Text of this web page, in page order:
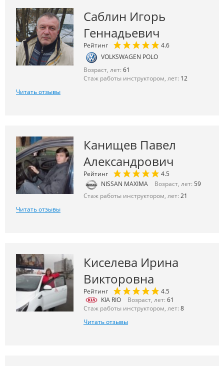
Саблин Игорь
Геннадьевич
Рейтинг
4.6
VOLKSWAGEN POLO
Возраст, лет: 61
Стаж работы инструктором, лет: 12
Читать отзывы
Канищев Павел
Александрович
Рейтинг
4.5
NISSAN MAXIMA
Возраст, лет: 59
Стаж работы инструктором, лет: 21
Читать отзывы
Киселева Ирина
Викторовна
Рейтинг
4.5
KIA RIO
Возраст, лет: 61
Стаж работы инструктором, лет: 8
Читать отзывы